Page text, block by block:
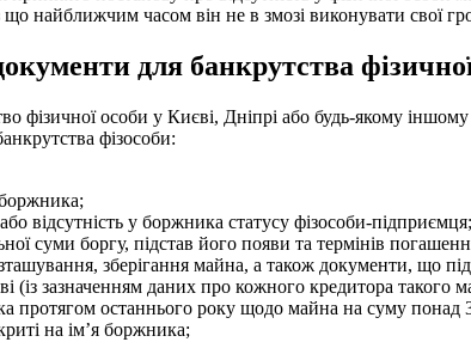
найближчим часом він не в змозі виконувати свої
для банкрутства
фізичної особи у Києві, Дніпрі або будь-якому
фізособи:
відсутність у боржника статусу фізособи-підприємця;
суми боргу, підстав його появи та термінів
зберігання майна, а також документи, що
(із зазначенням даних про кожного кредитора такого
протягом останнього року щодо майна на суму понад
на ім’я боржника;